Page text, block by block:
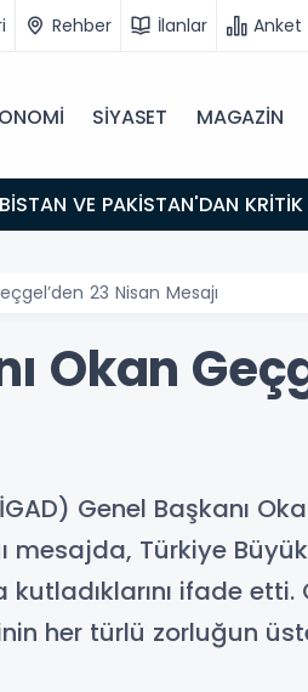
Rehber İlanlar Anket
SİYASET MAGAZİN
23 Nisan Mesajı
Okan
Genel Başkanı
Türkiye Büyük
ifade
her türlü zorluğun